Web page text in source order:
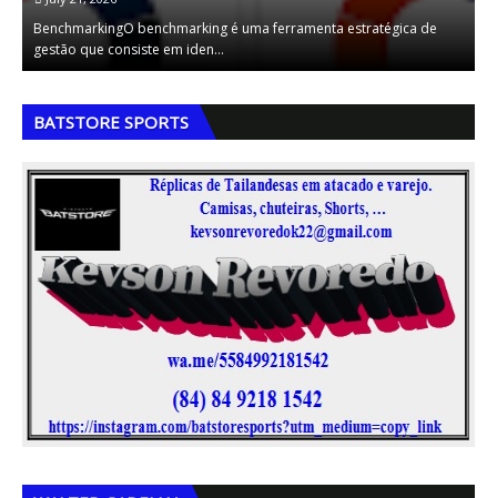
BenchmarkingO benchmarking é uma ferramenta estratégica de
gestão que consiste em iden…
BATSTORE SPORTS